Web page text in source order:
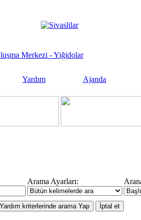
Merkezi - Yiğidolar
Yardım Ajanda
Arama Ayarları: